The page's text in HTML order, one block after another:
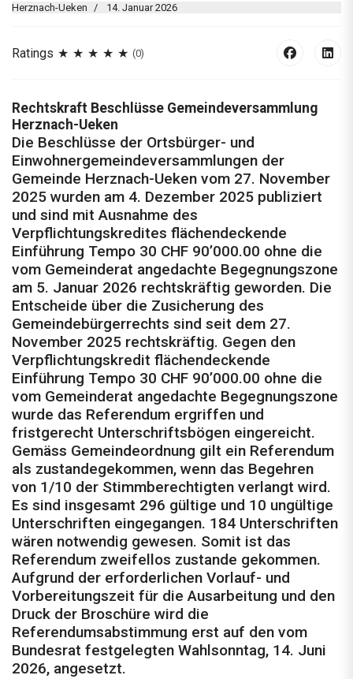
Herznach-Ueken 14. Januar 2026
Ratings (0)
Rechtskraft Beschlüsse Gemeinde­versammlung
Herznach-Ueken
Die Beschlüsse der Ortsbürger- und
Einwohnergemeindeversammlungen der
Gemeinde Herznach-Ueken vom 27. November
2025 wurden am 4. Dezember 2025 publiziert
und sind mit Ausnahme des
Verpflichtungskredites flächendeckende
Einführung Tempo 30 CHF 90’000.00 ohne die
vom Gemeinderat angedachte Begegnungszone
am 5. Januar 2026 rechtskräftig geworden. Die
Entscheide über die Zusicherung des
Gemeindebürgerrechts sind seit dem 27.
November 2025 rechtskräftig. Gegen den
Verpflichtungskredit flächendeckende
Einführung Tempo 30 CHF 90’000.00 ohne die
vom Gemeinderat angedachte Begegnungszone
wurde das Referendum ergriffen und
fristgerecht Unterschriftsbögen eingereicht.
Gemäss Gemeindeordnung gilt ein Referendum
als zustandegekommen, wenn das Begehren
von 1/10 der Stimmberechtigten verlangt wird.
Es sind insgesamt 296 gültige und 10 ungültige
Unterschriften eingegangen. 184 Unterschriften
wären notwendig gewesen. Somit ist das
Referendum zweifellos zustande gekommen.
Aufgrund der erforderlichen Vorlauf- und
Vorbereitungszeit für die Ausarbeitung und den
Druck der Broschüre wird die
Referendumsabstimmung erst auf den vom
Bundesrat festgelegten Wahlsonntag, 14. Juni
2026, angesetzt.